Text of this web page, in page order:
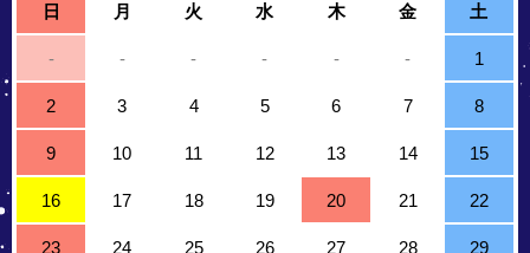
日 月 火 水 木 金 土
- - - - - - 1
2 3 4 5 6 7 8
9 10 11 12 13 14 15
16 17 18 19 20 21 22
23 24 25 26 27 28 29